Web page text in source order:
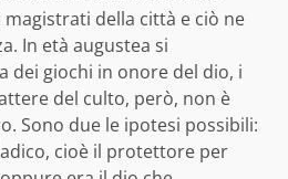
della città e ciò ne
In età augustea si
dei giochi in onore del dio, i
del culto, però, non è
Sono due le ipotesi possibili:
cioè il protettore per